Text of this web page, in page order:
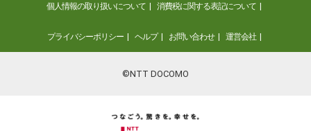
個人情報の取り扱いについて 消費税に関する表記について
プライバシーポリシー ヘルプ お問い合わせ 運営会社
©NTT DOCOMO